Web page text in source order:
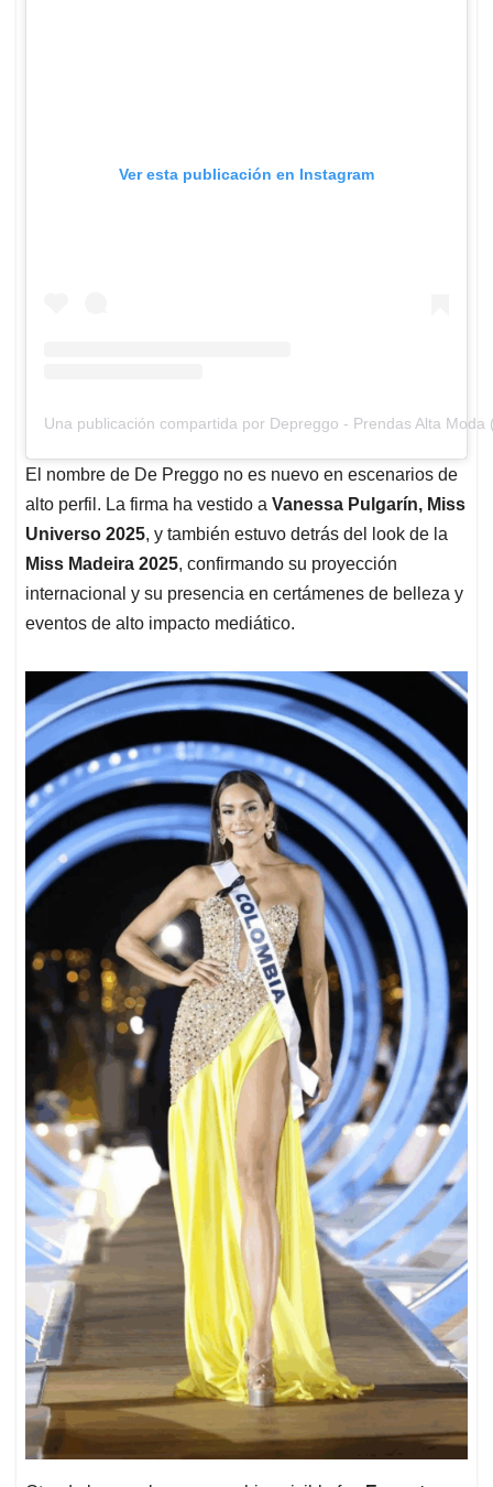
Ver esta publicación en Instagram
Una publicación compartida por Depreggo - Prendas Alta Moda
El nombre de De Preggo no es nuevo en escenarios de
alto perfil. La firma ha vestido a Vanessa Pulgarín, Miss
Universo 2025, y también estuvo detrás del look de la
Miss Madeira 2025, confirmando su proyección
internacional y su presencia en certámenes de belleza y
eventos de alto impacto mediático.